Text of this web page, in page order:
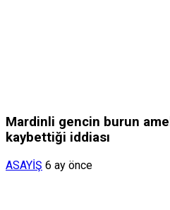
Mardinli gencin burun
kaybettiği iddiası
ASAYİŞ 6 ay önce